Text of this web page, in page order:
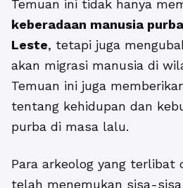
Temuan ini tidak hanya
keberadaan manusia
Leste, tetapi juga
akan migrasi manusia di
Temuan ini juga
tentang kehidupan dan
purba di masa lalu.
Para arkeolog yang terlibat
telah menemukan sisa-